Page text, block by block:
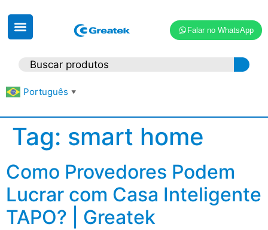
Falar no WhatsApp
Português ▼
Tag: smart home
Como Provedores Podem
Lucrar com Casa Inteligente
TAPO? | Greatek